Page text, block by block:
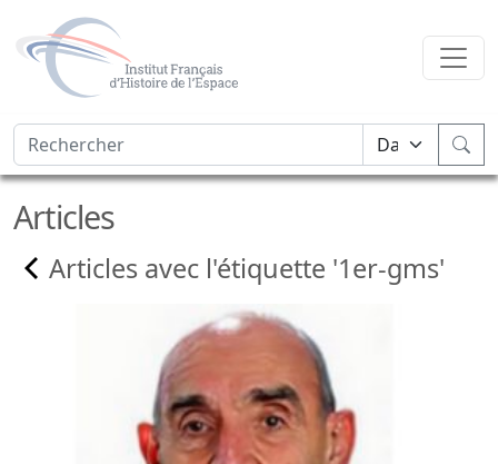
Articles
Articles avec l'étiquette '1er-gms'